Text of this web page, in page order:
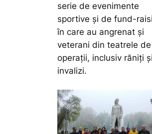
serie de evenimente
sportive și de fund-
în care au angrenat și
veterani din teatrele de
operații, inclusiv răniți și
invalizi.